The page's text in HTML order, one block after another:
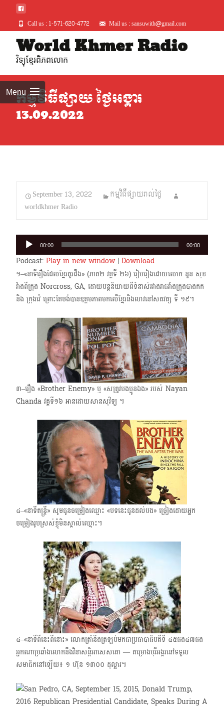
Call us : 1-571-620-4772 Mail us : sansuwith@gmail.com
World Khmer Radio
វិទ្យុខ្មែរពិភពលោក
Menuកម្មវិធីផ្សាយ ថ្ងៃអង្គារ
13.09.2022
September 13, 2022
កម្មវិធីផ្សាយរាល់ថ្ងៃ
worldkhmer Radio
Audio
Player
00:00 00:00
Podcast: Play in new window| Download
១–«នាទីរឿងដែលខ្មែរគួរដឹង» (ភាគ២​ វគ្គទី ២៦) រៀបរៀងដោយលោក នួន សុខ
វ៉ាងពីក្រុង Norcross, GA,​ ដោយបន្តនិយាយពីទំនាស់រវាងរាជវាំងក្រុងបាងកក
និង ក្រុងវ៉េ ព្រោះតែចង់បានឧត្តមភាពមកលើខ្មែរនិងលាវនៅសតវត្ស ទី​ ១៩។
៣–រឿង «Brother Enemy» ឬ «សត្រូវបងប្អូនឯង» របស់ Nayan
Chanda វគ្គទី១៦ អានដោយសានសុវិទ្យ ។
៤–«នាទីតន្ត្រី» ​សូមជូនចម្រៀងឈ្មោះ «បទនេះជូនដល់បង» ​ច្រៀងដោយអ្នក
ចម្រៀងរូបស្រស់ខ្ញុំមិនស្គាល់ឈ្មោះ។
៤–«នាទីពីនេះពីនោះ» ​លោកត្រាំនឹងត្រឡប់មកជាប្រធាបាធិបតីទី ៤៥​ផង៤៧ផង
អ្នកណាប្រឆាំងលោកនឹងវិនាសន្តិអាសេសតោ — គម្រោងបុរីអង្គរនៅទទួល
សមាជិកនៅឡើយ៖ ១​ ហ៊ុន ១៣០០​ ដុល្លារ។